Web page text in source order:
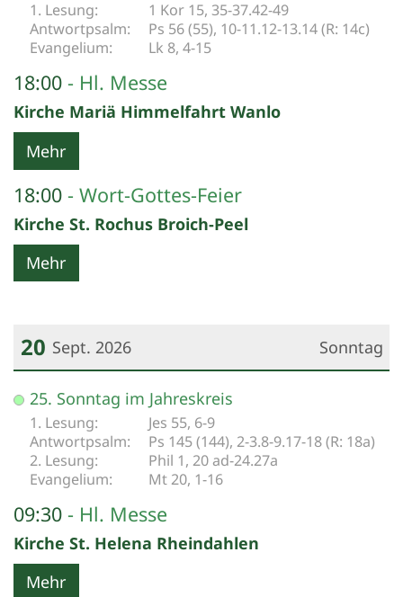
1 Kor 15, 35-37.42-49
Ps 56 (55), 10-11.12-13.14 (R: 14c)
Lk 8, 4-15
18:00 Hl. Messe
Kirche Mariä Himmelfahrt Wanlo
Mehr
18:00 Wort-Gottes-Feier
Kirche St. Rochus Broich-Peel
Mehr
Sonntag
20 Sept. 2026
Datum: 20. September 2026
25. Sonntag im Jahreskreis
Jes 55, 6-9
Ps 145 (144), 2-3.8-9.17-18 (R: 18a)
Phil 1, 20 ad-24.27a
Mt 20, 1-16
09:30 Hl. Messe
Kirche St. Helena Rheindahlen
Mehr